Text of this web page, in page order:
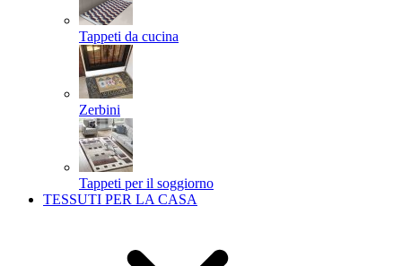
Tappeti da cucina
Zerbini
Tappeti per il soggiorno
TESSUTI PER LA CASA